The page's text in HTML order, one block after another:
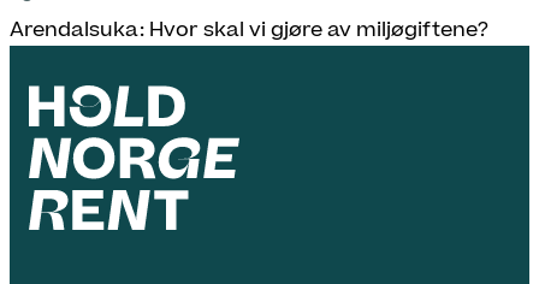
Arendalsuka: Hvor skal vi gjøre av miljøgiftene?